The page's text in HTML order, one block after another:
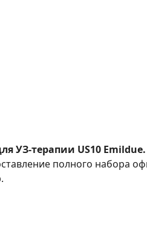
УЗ-терапии US10 Emildue.
полного набора